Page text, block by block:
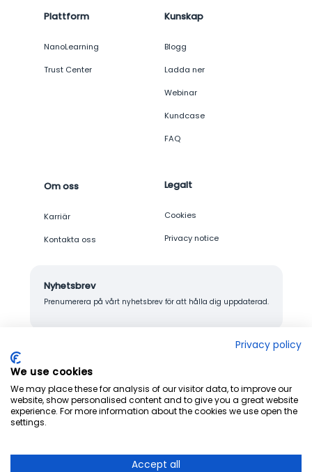
Plattform
NanoLearning
Trust Center
Kunskap
Blogg
Ladda ner
Webinar
Kundcase
FAQ
Om oss
Karriär
Kontakta oss
Legalt
Cookies
Privacy notice
Nyhetsbrev
Prenumerera på vårt nyhetsbrev för att hålla dig uppdaterad.
Privacy policy
We use cookies
We may place these for analysis of our visitor data, to improve our
website, show personalised content and to give you a great website
experience. For more information about the cookies we use open the
settings.
Accept all